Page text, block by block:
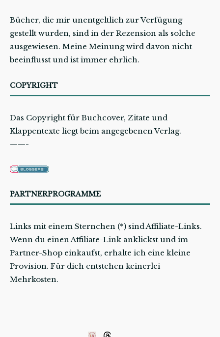
Bücher, die mir unentgeltlich zur Verfügung
gestellt wurden, sind in der Rezension als solche
ausgewiesen. Meine Meinung wird davon nicht
beeinflusst und ist immer ehrlich.
COPYRIGHT
Das Copyright für Buchcover, Zitate und
Klappentexte liegt beim angegebenen Verlag.
——-
PARTNERPROGRAMME
Links mit einem Sternchen (*) sind Affiliate-Links.
Wenn du einen Affiliate-Link anklickst und im
Partner-Shop einkaufst, erhalte ich eine kleine
Provision. Für dich entstehen keinerlei
Mehrkosten.